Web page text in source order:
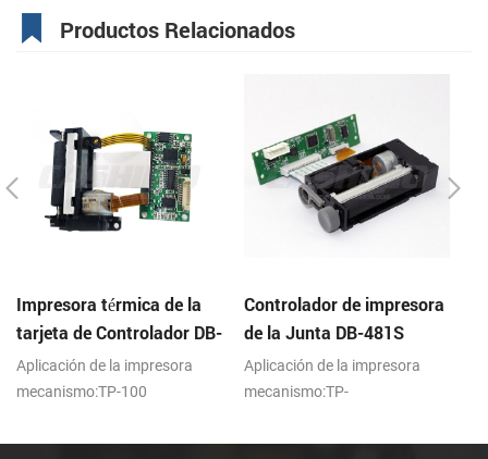
Productos Relacionados
Impresora térmica de la
tarjeta de Controlador DB-
100
Aplicación de la impresora
mecanismo:TP-100
M100H)
Controlador de impresora
de la Junta DB-481S
Aplicación de la impresora
mecanismo:TP-
LTP1245)